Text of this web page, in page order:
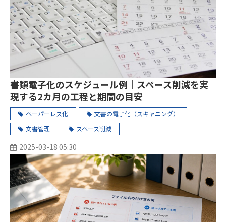
書類電子化のスケジュール例｜スペース削減を実
現する2カ月の工程と期間の目安
ペーパーレス化
文書の電子化（スキャニング）
文書管理
スペース削減
2025-03-18 05:30